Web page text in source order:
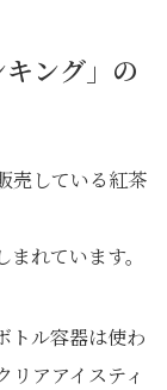
キング」の
売している紅茶
れています。
トル容器は使わ
アアイスティ